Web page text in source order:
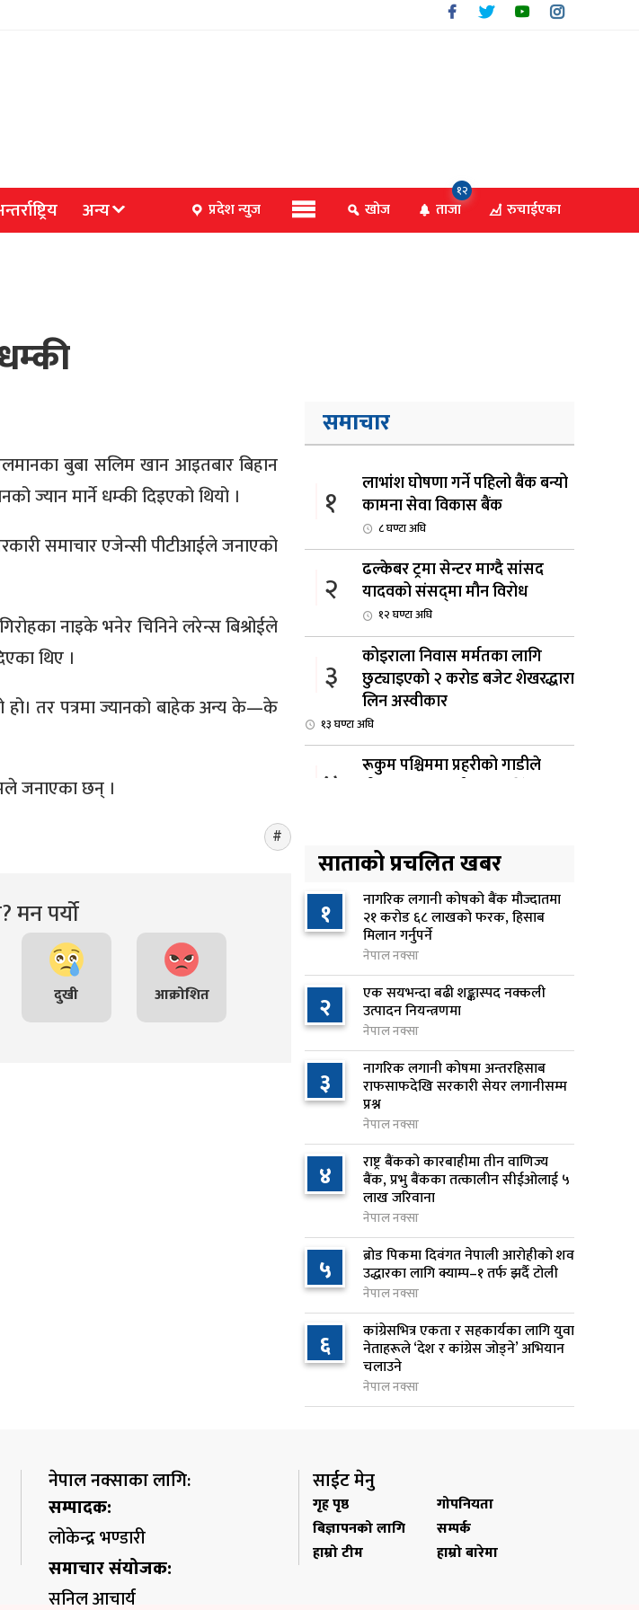
अन्य प्रदेश न्युज खोज ताजा
१२
रुचाईएका
बुबा सलिम खान आइतबार बिहान
ज्यान मार्ने धम्की दिइएको थियो ।
समाचार एजेन्सी पीटीआईले जनाएको
नाइके भनेर चिनिने लरेन्स बिश्रोईले
थिए ।
हो। तर पत्रमा ज्यानको बाहेक अन्य के—के
जनाएका छन् ।
मन पर्यो
दुखी आक्रोशित
समाचार
१
लाभांश घोषणा गर्ने पहिलो बैंक बन्यो
कामना सेवा विकास बैंक
८ घण्टा अघि
२
ढल्केबर ट्रमा सेन्टर माग्दै सांसद
यादवको संसद्‌मा मौन विरोध
१२ घण्टा अघि
३
कोइराला निवास मर्मतका लागि
छुट्याइएको २ करोड बजेट शेखरद्धारा
लिन अस्वीकार
१३ घण्टा अघि
४
रूकुम पश्चिममा प्रहरीको गाडीले
५
प्रतिनिधिसभा बैठक बस्दै , पाँच
विधेयक र प्रतिवेदन प्रस्तुत हुने
१४ घण्टा अघि
६
आज बस्ने भनिएको राष्ट्रिय सभाको
बैठक बुधबारका लागि सर्‍यो
१४ घण्टा अघि
७
वीरगञ्जमा ट्यांकरको सिल खोलेर तेल
निकाल्ने सात जना रंगेहात पक्राउ
१४ घण्टा अघि
८
जन्मसिद्ध नागरिकता कडा बनाउने
ट्रम्पको नयाँ प्रयास, दुई कार्यकारी
आदेश जारी
१४ घण्टा अघि
९
राप्रपाको निर्णय: बागमती प्रदेश
सरकारमा सहभागी नहुने
१४ घण्टा अघि
१०
२५० रुपैयाँको सामान किन्दा
कञ्चनपुरका उपभोक्ताले जिते १०
लाख
साताको प्रचलित खबर
१ नागरिक लगानी कोषको बैंक मौज्दातमा
२१ करोड ६८ लाखको फरक, हिसाब
मिलान गर्नुपर्ने
नेपाल नक्सा
२ एक सयभन्दा बढी शङ्कास्पद नक्कली
उत्पादन नियन्त्रणमा
नेपाल नक्सा
३ नागरिक लगानी कोषमा अन्तरहिसाब
राफसाफदेखि सरकारी सेयर लगानीसम्म
प्रश्न
नेपाल नक्सा
४ राष्ट्र बैंकको कारबाहीमा तीन वाणिज्य
बैंक, प्रभु बैंकका तत्कालीन सीईओलाई ५
लाख जरिवाना
नेपाल नक्सा
५ ब्रोड पिकमा दिवंगत नेपाली आरोहीको शव
उद्धारका लागि क्याम्प–१ तर्फ झर्दै टोली
नेपाल नक्सा
६ कांग्रेसभित्र एकता र सहकार्यका लागि युवा
नेताहरूले ‘देश र कांग्रेस जोड्ने’ अभियान
चलाउने
नेपाल नक्सा
नेपाल नक्साका लागि:
सम्पादक:
लोकेन्द्र भण्डारी
समाचार संयोजक:
सुनिल आचार्य
साईट मेनु
गृह पृष्ठ
गोपनियता
बिज्ञापनको लागि
सम्पर्क
हाम्रो टीम
हाम्रो बारेमा